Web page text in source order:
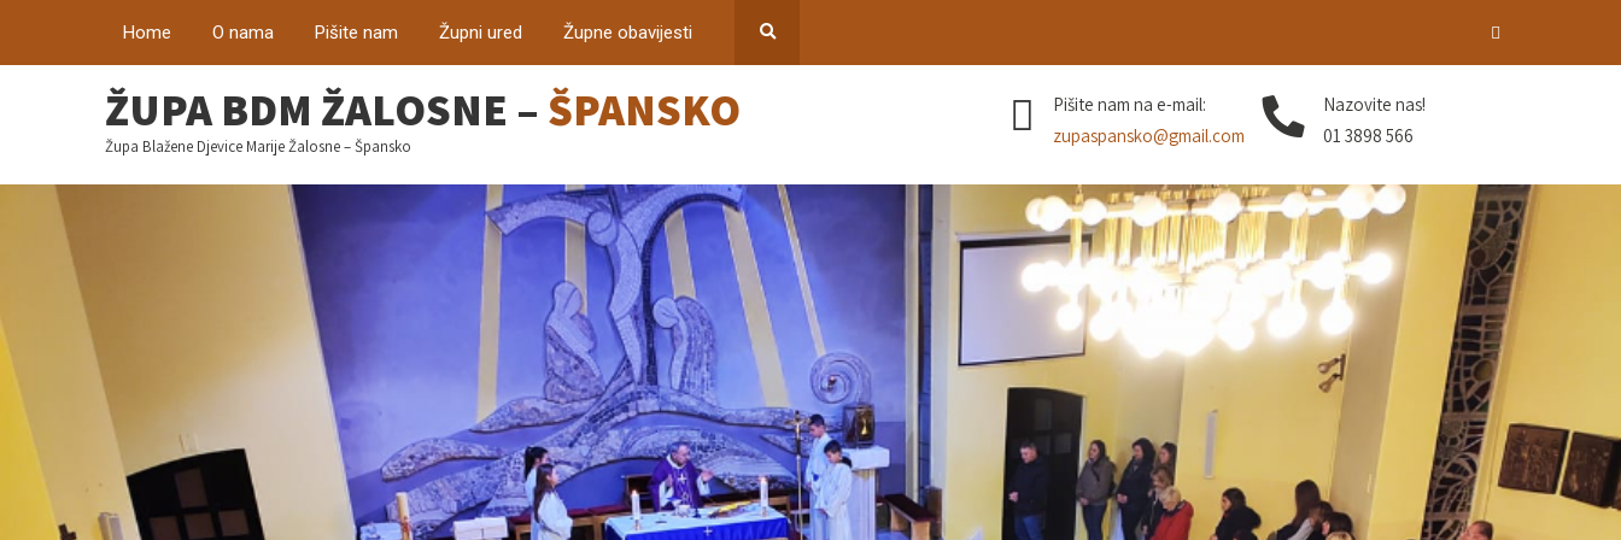
Home O nama Pišite nam Župni ured Župne obavijesti
ŽUPA BDM ŽALOSNE – ŠPANSKO
Župa Blažene Djevice Marije Žalosne – Špansko
Pišite nam na e-mail:
zupaspansko@gmail.com
Nazovite nas!
01 3898 566